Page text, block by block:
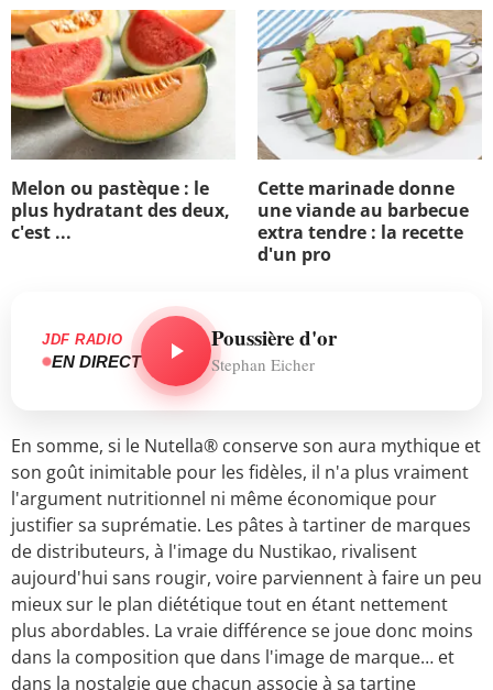
Melon ou pastèque : le
plus hydratant des deux,
c'est ...
Cette marinade donne
une viande au barbecue
extra tendre : la recette
d'un pro
JDF RADIO
EN DIRECT
Poussière d'or
Stephan Eicher
En somme, si le Nutella® conserve son aura mythique et
son goût inimitable pour les fidèles, il n'a plus vraiment
l'argument nutritionnel ni même économique pour
justifier sa suprématie. Les pâtes à tartiner de marques
de distributeurs, à l'image du Nustikao, rivalisent
aujourd'hui sans rougir, voire parviennent à faire un peu
mieux sur le plan diététique tout en étant nettement
plus abordables. La vraie différence se joue donc moins
dans la composition que dans l'image de marque… et
dans la nostalgie que chacun associe à sa tartine